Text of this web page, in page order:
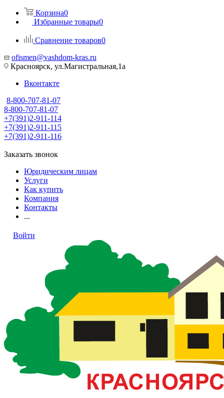
Корзина0
Избранные товары0
Сравнение товаров0
ofismen@vashdom-kras.ru
Красноярск, ул.Магистральная,1а
Вконтакте
8-800-707-81-07
8-800-707-81-07
+7(391)2-911-114
+7(391)2-911-115
+7(391)2-911-116
Заказать звонок
Юридическим лицам
Услуги
Как купить
Компания
Контакты
...
Войти